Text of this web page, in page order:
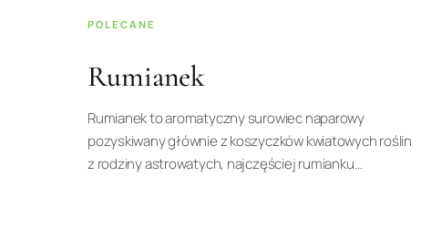
POLECANE
Rumianek
Rumianek to aromatyczny surowiec naparowy
pozyskiwany głównie z koszyczków kwiatowych roślin
z rodziny astrowatych, najczęściej rumianku